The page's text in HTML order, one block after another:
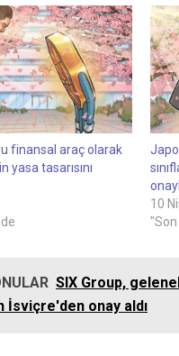
finansal araç olarak
yasa tasarısını
10
SIX Group,
İsviçre'den onay aldı